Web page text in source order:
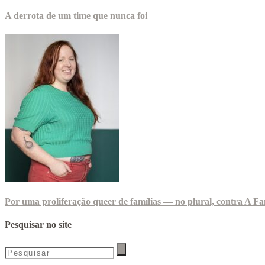
A derrota de um time que nunca foi
Por uma proliferação queer de famílias — no plural, contra A
Pesquisar no site